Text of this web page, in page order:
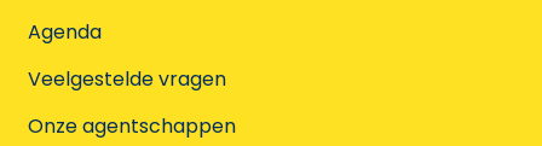
Agenda
Veelgestelde vragen
Onze agentschappen